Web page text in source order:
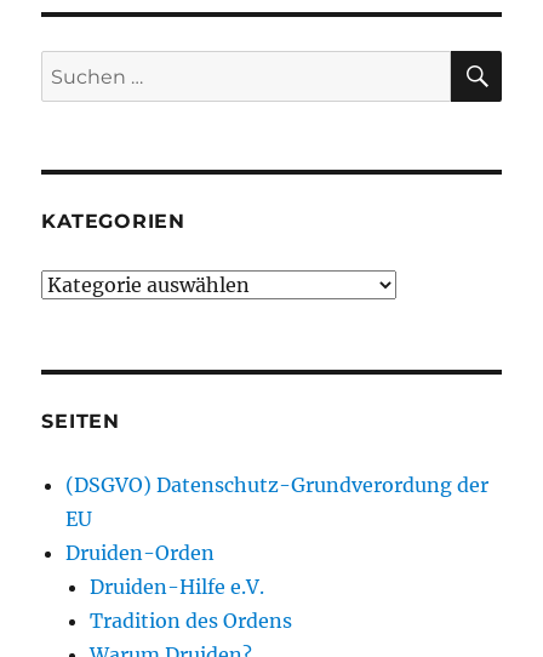
Suchen
nach:
KATEGORIEN
Kategorien
SEITEN
(DSGVO) Datenschutz-Grundverordung der
EU
Druiden-Orden
Druiden-Hilfe e.V.
Tradition des Ordens